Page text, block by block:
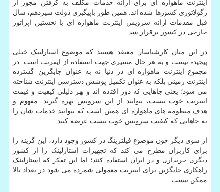
اینترنت ماهواره ای برای ارائه خدمات مکلف به گرفتن مجوز از
رگولاتوری کشورها شده اند. همین طور باپیگیری دولت سیزدهم، سال
قبل مقدمات ارائه سرویس اینترنت ماهواره ای با نخستین اپراتور
خارجی در کشور برقرار شد.
در این میان کارشناسان معتقد هستند که موضوع استارلینک خیلی
پیچیده نیست و به هر حال مسیری جهت استفاده از اینترنت است. در
مجموع اینترنت ماهواره ای در دنیا نه به عنوان جایگزین گسترده
اینترنت زمینی بلکه به عنوان تکمیل پوشش دسترسی اینترنت شناخته
می شود؛ یعنی جاهایی که دور افتاده اند و بهر دلیلی کیفیت و قیمت
اینترنت خوب نیست، بتوانند از این سرویس بهره گیرند. مفهوم و
هدف منظومه های ماهواره ای همین است که بتوانند خدمات شان را
به جاهایی که کیفیت سرویس خوب نیست عرضه کنند.
از سوی دیگر چون موضوع فیلترینگ در کشور وجود دارد، این گزینه را
برای کاربران مطرح می کند که تجهیرات استارلینک را از کشور
دیگری خریداری و در ایران استفاده کنند؛ اما این تفکر که استارلینک
راهکاری جایگزین برای اینترنت معمولی شمرده می شود در تعداد بالا
ممکن نیست.